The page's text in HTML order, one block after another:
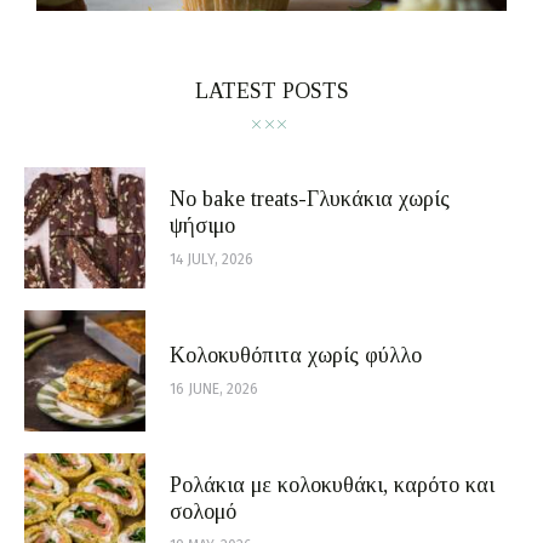
LATEST POSTS
No bake treats-Γλυκάκια χωρίς
ψήσιμο
14 JULY, 2026
Κολοκυθόπιτα χωρίς φύλλο
16 JUNE, 2026
Ρολάκια με κολοκυθάκι, καρότο και
σολομό